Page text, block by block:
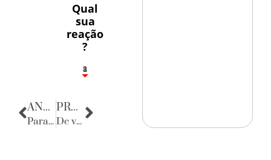
Qual
sua
reação
?
1
2
8
ANTERIOR
Parabéns, Bocão!
PRÓXIMA
De volta para o passado